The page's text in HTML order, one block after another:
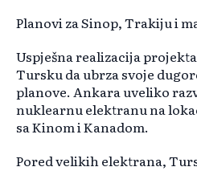
Planovi za Sinop, Trakiju i
Uspješna realizacija
Tursku da ubrza svoje
planove. Ankara uveliko
nuklearnu elektranu na
sa Kinom i Kanadom.
Pored velikih elektrana,